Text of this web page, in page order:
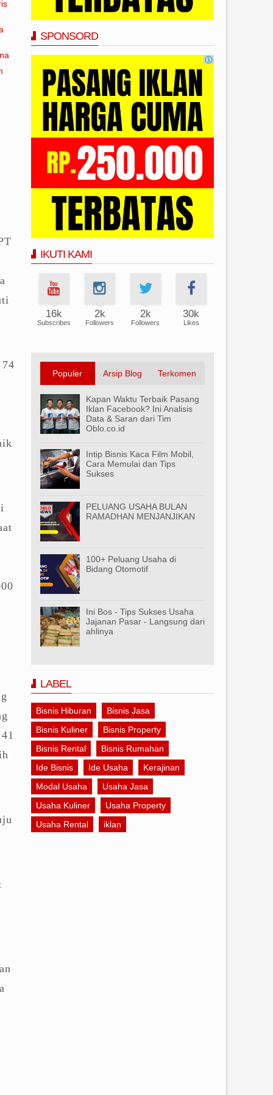
SPONSORD
IKUTI KAMI
16k
Subscribes
2k
Followers
2k
Followers
30k
Likes
Populer Arsip Blog Terkomen
Kapan Waktu Terbaik Pasang
Iklan Facebook? Ini Analisis
Data & Saran dari Tim
Oblo.co.id
Intip Bisnis Kaca Film Mobil,
Cara Memulai dan Tips
Sukses
PELUANG USAHA BULAN
RAMADHAN MENJANJIKAN
100+ Peluang Usaha di
Bidang Otomotif
Ini Bos - Tips Sukses Usaha
Jajanan Pasar - Langsung dari
ahlinya
LABEL
Bisnis Hiburan
Bisnis Jasa
Bisnis Kuliner
Bisnis Property
Bisnis Rental
Bisnis Rumahan
Ide Bisnis
Ide Usaha
Kerajinan
Modal Usaha
Usaha Jasa
Usaha Kuliner
Usaha Property
Usaha Rental
iklan